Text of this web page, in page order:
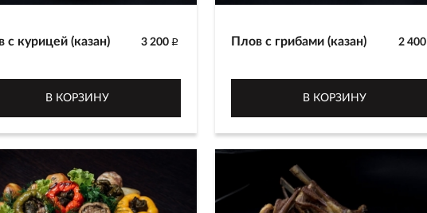
3 200 p
с курицей (казан)
сорта султан, курицы,
перепелиными яйцами и
Время приготовления 2-
Готовится только в кафе в
Премьер.
В КОРЗИНУ
2 400
Плов с грибами (казан)
риса сорта султан, шампиньонов,
Время приготовления 2-2.5 часа.
Готовится только в кафе в ТРЦ
Премьер.
3000 г
В КОРЗИНУ